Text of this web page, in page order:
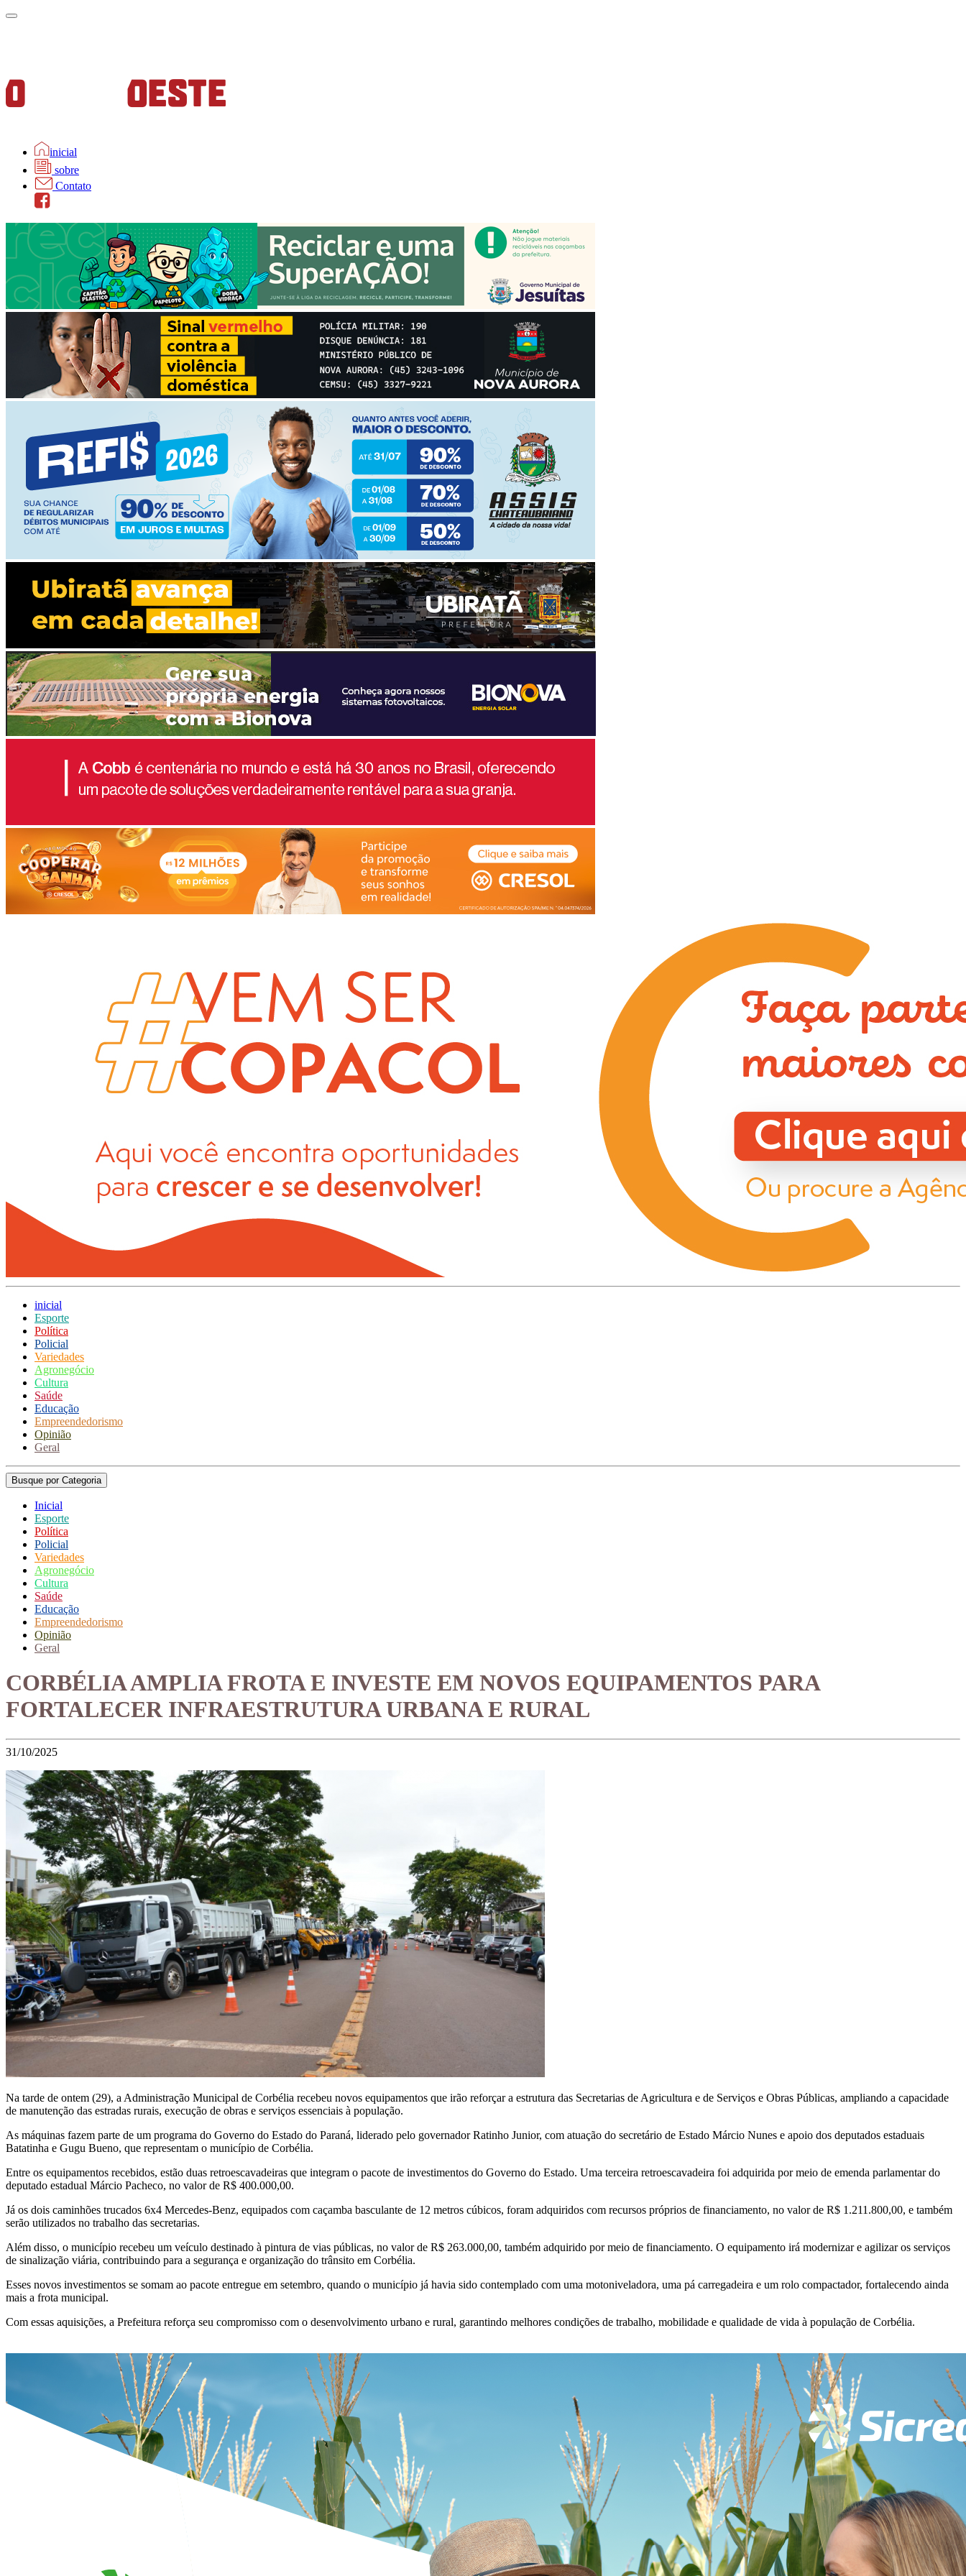
inicial
sobre
Contato
inicial
Esporte
Política
Policial
Variedades
Agronegócio
Cultura
Saúde
Educação
Empreendedorismo
Opinião
Geral
Busque por Categoria
Inicial
Esporte
Política
Policial
Variedades
Agronegócio
Cultura
Saúde
Educação
Empreendedorismo
Opinião
Geral
CORBÉLIA AMPLIA FROTA E INVESTE EM NOVOS EQUIPAMENTOS PARA
FORTALECER INFRAESTRUTURA URBANA E RURAL
31/10/2025
Na tarde de ontem (29), a Administração Municipal de Corbélia recebeu novos equipamentos que irão reforçar a estrutura das Secretarias de Agricultura e de Serviços e Obras Públicas, ampliando a capacidade
de manutenção das estradas rurais, execução de obras e serviços essenciais à população.
As máquinas fazem parte de um programa do Governo do Estado do Paraná, liderado pelo governador Ratinho Junior, com atuação do secretário de Estado Márcio Nunes e apoio dos deputados estaduais
Batatinha e Gugu Bueno, que representam o município de Corbélia.
Entre os equipamentos recebidos, estão duas retroescavadeiras que integram o pacote de investimentos do Governo do Estado. Uma terceira retroescavadeira foi adquirida por meio de emenda parlamentar do
deputado estadual Márcio Pacheco, no valor de R$ 400.000,00.
Já os dois caminhões trucados 6x4 Mercedes-Benz, equipados com caçamba basculante de 12 metros cúbicos, foram adquiridos com recursos próprios de financiamento, no valor de R$ 1.211.800,00, e também
serão utilizados no trabalho das secretarias.
Além disso, o município recebeu um veículo destinado à pintura de vias públicas, no valor de R$ 263.000,00, também adquirido por meio de financiamento. O equipamento irá modernizar e agilizar os serviços
de sinalização viária, contribuindo para a segurança e organização do trânsito em Corbélia.
Esses novos investimentos se somam ao pacote entregue em setembro, quando o município já havia sido contemplado com uma motoniveladora, uma pá carregadeira e um rolo compactador, fortalecendo ainda
mais a frota municipal.
Com essas aquisições, a Prefeitura reforça seu compromisso com o desenvolvimento urbano e rural, garantindo melhores condições de trabalho, mobilidade e qualidade de vida à população de Corbélia.